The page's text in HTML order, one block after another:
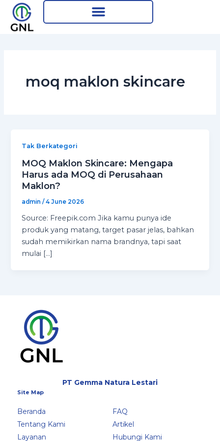
Skip
content
moq maklon skincare
Tak Berkategori
MOQ Maklon Skincare: Mengapa
Harus ada MOQ di Perusahaan
Maklon?
admin/4 June 2026
Source: Freepik.com Jika kamu punya ide
produk yang matang, target pasar jelas, bahkan
sudah memikirkan nama brandnya, tapi saat
mulai […]
PT Gemma Natura Lestari
Site Map
Beranda
Tentang Kami
Layanan
FAQ
Artikel
Hubungi Kami